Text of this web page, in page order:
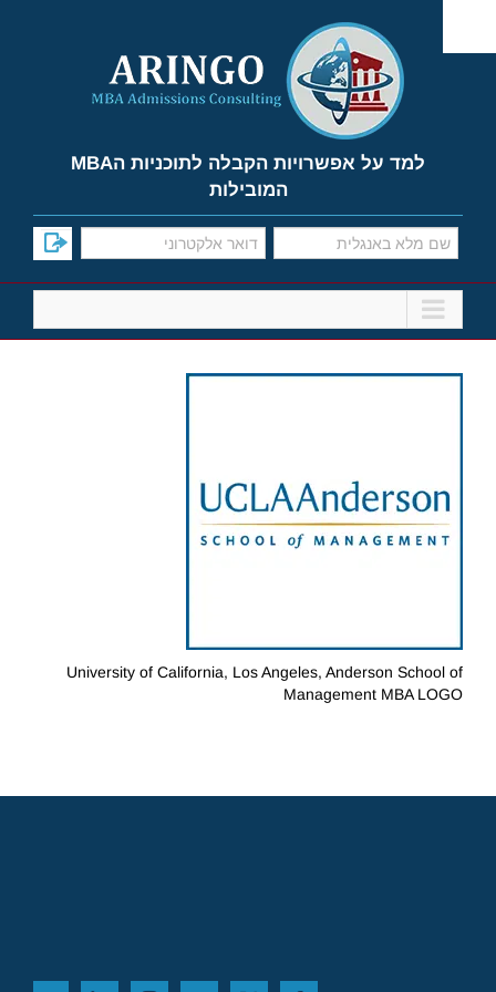
content
למד על אפשרויות הקבלה לתוכניות הMBA
המובילות
University of California, Los Angeles, Anderson School of
Management MBA LOGO